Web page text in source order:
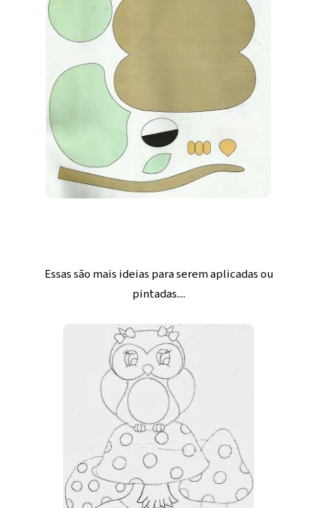
Essas são mais ideias para serem aplicadas ou
pintadas....